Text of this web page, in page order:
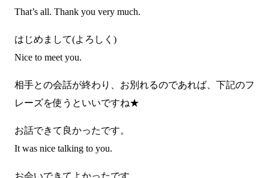
That’s all. Thank you very much.
はじめまして(よろしく)
Nice to meet you.
相手との会話が終わり、お別れるのであれば、下記のフ
レーズを使うといいですね★
お話できて良かったです。
It was nice talking to you.